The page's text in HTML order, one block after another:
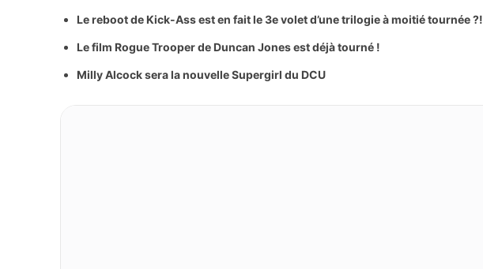
Le reboot de Kick-Ass est en fait le 3e volet d’une trilogie à moitié tournée ?!
Le film Rogue Trooper de Duncan Jones est déjà tourné !
Milly Alcock sera la nouvelle Supergirl du DCU